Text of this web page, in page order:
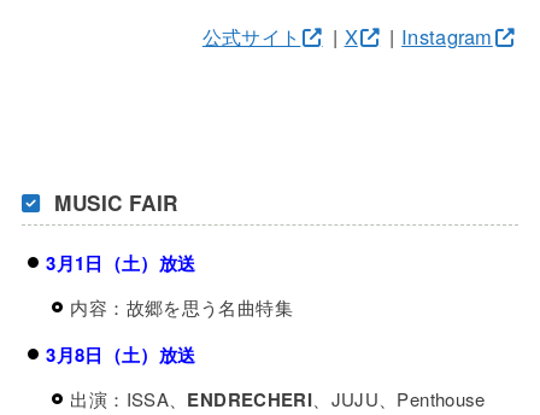
公式サイト | X | Instagram
MUSIC FAIR
3月1日（土）放送
内容：故郷を思う名曲特集
3月8日（土）放送
出演：ISSA、 ENDRECHERI 、JUJU、Penthouse